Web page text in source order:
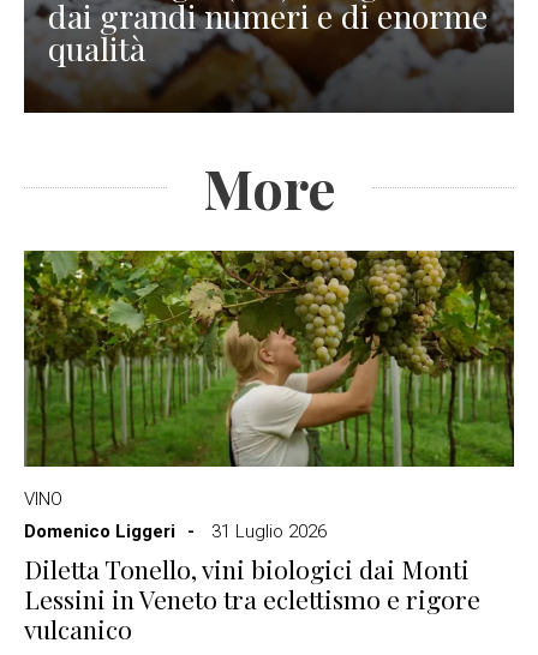
dai grandi numeri e di enorme
qualità
More
VINO
Domenico Liggeri
31 Luglio 2026
Diletta Tonello, vini biologici dai Monti
Lessini in Veneto tra eclettismo e rigore
vulcanico